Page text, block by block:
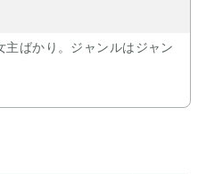
ばかり。ジャンルはジャン